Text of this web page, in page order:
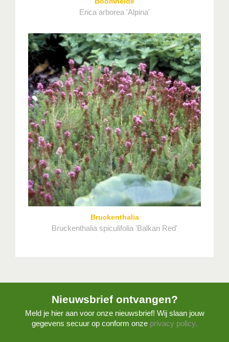
Erica arborea 'Alpina'
Bruckenthalia
Bruckenthalia spiculifolia 'Balkan Red'
Nieuwsbrief ontvangen?
Meld je hier aan voor onze nieuwsbrief! Wij slaan jouw
gegevens secuur op conform onze privacy policy.